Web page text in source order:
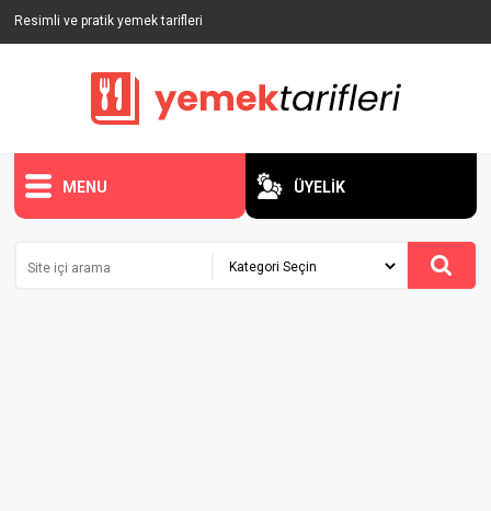
Resimli ve pratik yemek tarifleri
MENU ÜYELİK